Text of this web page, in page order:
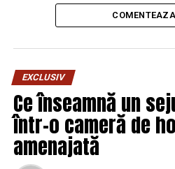
EXCLUSIV
Ce înseamnă un
într-o cameră de
amenajată